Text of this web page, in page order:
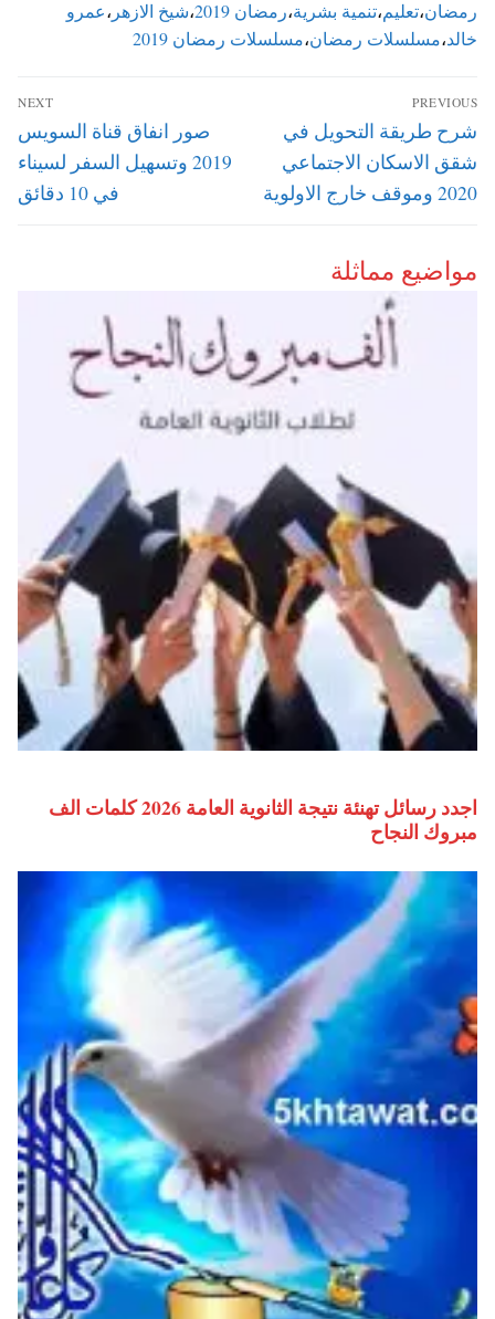
رمضان،تعليم،تنمية بشرية،رمضان 2019 ،شيخ الازهر ،عمرو
خالد،مسلسلات رمضان،مسلسلات رمضان 2019
تصفّح
المقالات
PREVIOUS
Previous
post:
شرح طريقة التحويل في
شقق الاسكان الاجتماعي
2020 وموقف خارج الاولوية
NEXT
Next
post:
صور انفاق قناة السويس
2019 وتسهيل السفر لسيناء
في 10 دقائق
مواضيع مماثلة
اجدد رسائل تهنئة نتيجة الثانوية العامة 2026 كلمات الف
مبروك النجاح